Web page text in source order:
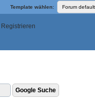
Template wählen:
Registrieren